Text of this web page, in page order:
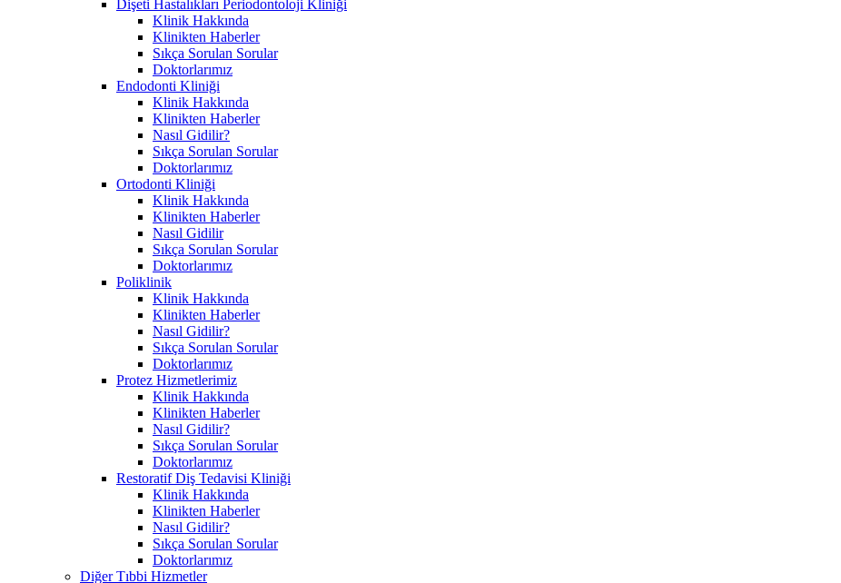
Dişeti Hastalıkları Periodontoloji Kliniği
Klinik Hakkında
Klinikten Haberler
Sıkça Sorulan Sorular
Doktorlarımız
Endodonti Kliniği
Klinik Hakkında
Klinikten Haberler
Nasıl Gidilir?
Sıkça Sorulan Sorular
Doktorlarımız
Ortodonti Kliniği
Klinik Hakkında
Klinikten Haberler
Nasıl Gidilir
Sıkça Sorulan Sorular
Doktorlarımız
Poliklinik
Klinik Hakkında
Klinikten Haberler
Nasıl Gidilir?
Sıkça Sorulan Sorular
Doktorlarımız
Protez Hizmetlerimiz
Klinik Hakkında
Klinikten Haberler
Nasıl Gidilir?
Sıkça Sorulan Sorular
Doktorlarımız
Restoratif Diş Tedavisi Kliniği
Klinik Hakkında
Klinikten Haberler
Nasıl Gidilir?
Sıkça Sorulan Sorular
Doktorlarımız
Diğer Tıbbi Hizmetler